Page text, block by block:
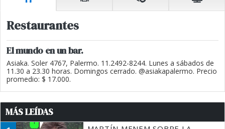
Restaurantes
El mundo en un bar.
Asiaka. Soler 4767, Palermo. 11.2492-8244. Lunes a sábados de
11.30 a 23.30 horas. Domingos cerrado. @asiakapalermo. Precio
promedio: $ 17.000.
MÁS LEÍDAS